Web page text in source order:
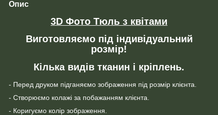
Опис
3D Фото Тюль з квітами
Виготовляємо під індивідуальний
розмір!
Кілька видів тканин і кріплень.
- Перед друком підганяємо зображення під розмір клієнта.
- Створюємо колажі за побажанням клієнта.
- Коригуємо колір зображення.